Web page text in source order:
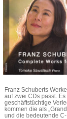
Franz Schuberts
auf zwei CDs passt.
geschäftstüchtige
kommen die als
und die bedeutende